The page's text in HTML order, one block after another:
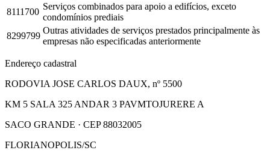
8111700
Serviços combinados para apoio a edifícios, exceto
condomínios prediais
8299799
Outras atividades de serviços prestados principalmente às
empresas não especificadas anteriormente
Endereço cadastral
RODOVIA JOSE CARLOS DAUX, nº 5500
KM 5 SALA 325 ANDAR 3 PAVMTOJURERE A
SACO GRANDE · CEP 88032005
FLORIANOPOLIS/SC